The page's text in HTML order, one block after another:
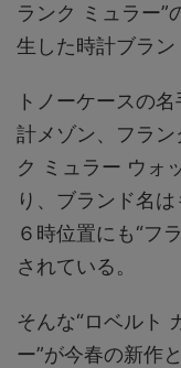
ランク ミュラー”
生した時計ブラン
トノーケースの
計メゾン、フラ
ク ミュラー ウォ
り、ブランド名
６時位置にも“フ
されている。
そんな“ロベルト
ー”が今春の新作